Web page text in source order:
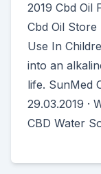
2019 Cbd Oil
Cbd Oil Store
Use In
into an
life. SunMed
29.03.2019 ·
CBD Water